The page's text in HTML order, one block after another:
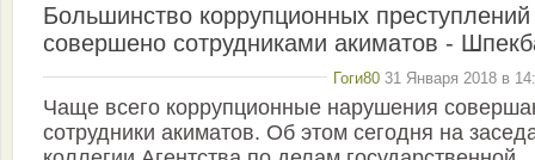
Большинство коррупционных преступлений
совершено сотрудниками акиматов -
Гоги80 31 Января 2018 в
Чаще всего коррупционные нарушения
сотрудники акиматов. Об этом сегодня на